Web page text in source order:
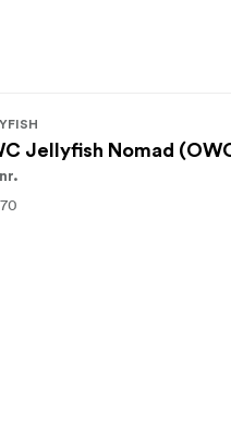
Jellyfish Nomad